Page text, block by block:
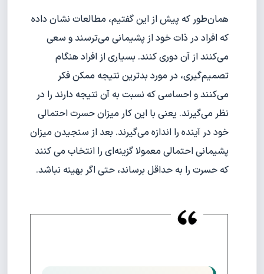
همان‌طور که پیش از این گفتیم، مطالعات نشان داده
که افراد در ذات خود از پشیمانی می‌ترسند و سعی
می‌کنند از آن دوری کنند. بسیاری از افراد هنگام
تصمیم‌گیری، در مورد بدترین نتیجه ممکن فکر
می‌کنند و احساسی که نسبت به آن نتیجه دارند را در
نظر می‌گیرند. یعنی با این کار میزان حسرت احتمالی
خود در آینده را اندازه می‌گیرند. بعد از سنجیدن میزان
پشیمانی احتمالی معمولا گزینه‌ای را انتخاب می کنند
که حسرت را به حداقل برساند، حتی اگر بهینه نباشد.